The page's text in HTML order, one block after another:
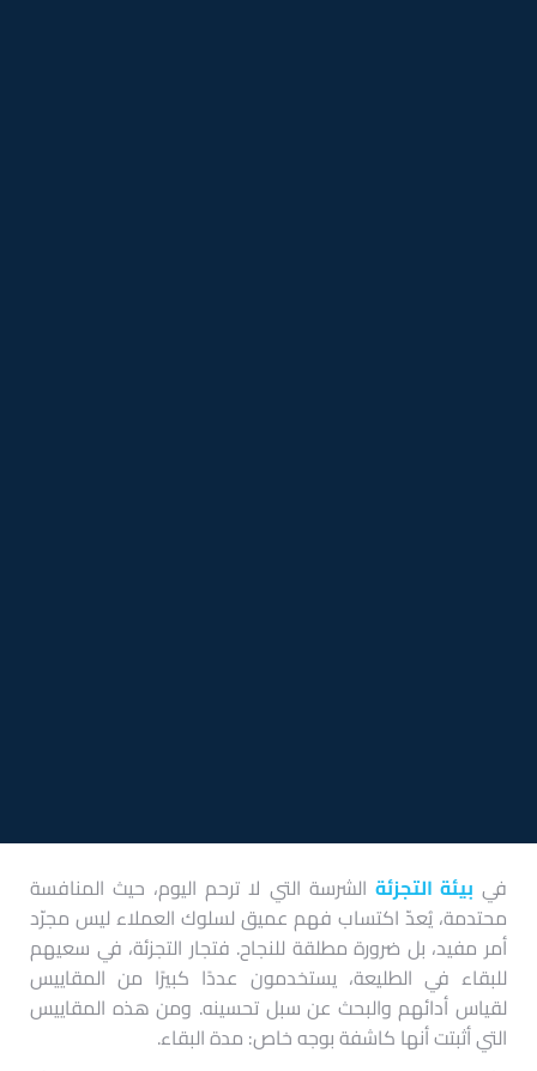
في بيئة التجزئة الشرسة التي لا ترحم اليوم، حيث المنافسة
محتدمة، يُعدّ اكتساب فهم عميق لسلوك العملاء ليس مجرّد
أمر مفيد، بل ضرورة مطلقة للنجاح. فتجار التجزئة، في سعيهم
للبقاء في الطليعة، يستخدمون عددًا كبيرًا من المقاييس
لقياس أدائهم والبحث عن سبل تحسينه. ومن هذه المقاييس
التي أثبتت أنها كاشفة بوجه خاص: مدة البقاء.